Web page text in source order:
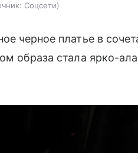
Соцсети
черное платье в
образа стала ярко-